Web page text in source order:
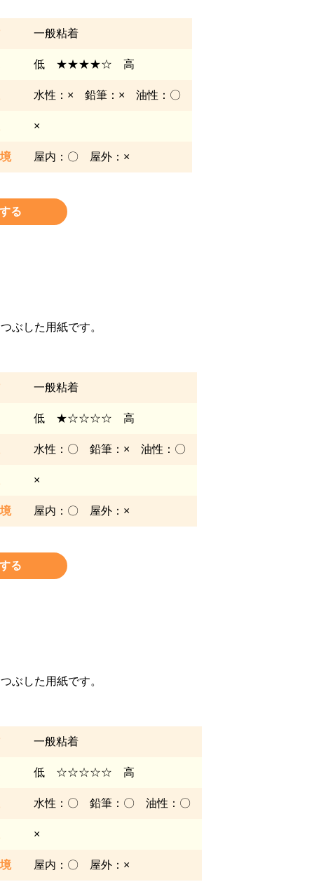
一般粘着
低 ★★★★☆ 高
水性：× 鉛筆：× 油性：〇
×
屋内：〇 屋外：×
る
ぶした用紙です。
一般粘着
低 ★☆☆☆☆ 高
水性：〇 鉛筆：× 油性：〇
×
屋内：〇 屋外：×
る
ぶした用紙です。
一般粘着
低 ☆☆☆☆☆ 高
水性：〇 鉛筆：〇 油性：〇
×
屋内：〇 屋外：×